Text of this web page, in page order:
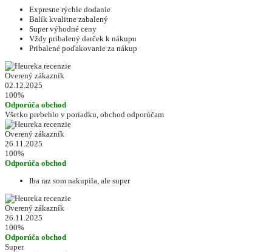
Expresne rýchle dodanie
Balík kvalitne zabalený
Super výhodné ceny
Vždy pribalený darček k nákupu
Pribalené poďakovanie za nákup
Overený zákazník
02.12.2025
100%
Odporúča obchod
Všetko prebehlo v poriadku, obchod odporúčam
Overený zákazník
26.11.2025
100%
Odporúča obchod
Iba raz som nakupila, ale super
Overený zákazník
26.11.2025
100%
Odporúča obchod
Super.